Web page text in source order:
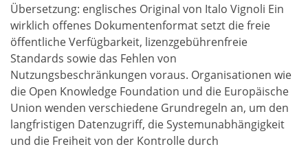
Übersetzung: englisches Original von Italo Vignoli Ein
wirklich offenes Dokumentenformat setzt die freie
öffentliche Verfügbarkeit, lizenzgebührenfreie
Standards sowie das Fehlen von
Nutzungsbeschränkungen voraus. Organisationen wie
die Open Knowledge Foundation und die Europäische
Union wenden verschiedene Grundregeln an, um den
langfristigen Datenzugriff, die Systemunabhängigkeit
und die Freiheit von der Kontrolle durch